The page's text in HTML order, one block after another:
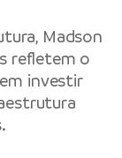
Madson
refletem o
investir